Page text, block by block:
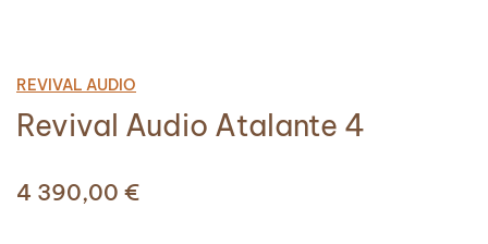
REVIVAL AUDIO
Revival Audio Atalante 4
4 390,00 €